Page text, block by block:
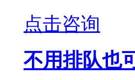
点击咨询
不用排队也